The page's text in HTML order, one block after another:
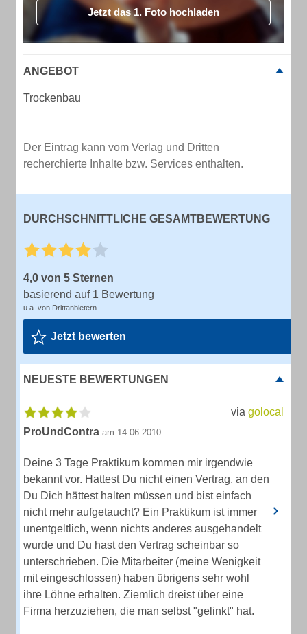
Jetzt das 1. Foto hochladen
ANGEBOT
Trockenbau
Der Eintrag kann vom Verlag und Dritten
recherchierte Inhalte bzw. Services enthalten.
DURCHSCHNITTLICHE GESAMTBEWERTUNG
4,0 von 5 Sternen
basierend auf 1 Bewertung
u.a. von Drittanbietern
Jetzt bewerten
NEUESTE BEWERTUNGEN
via golocal
ProUndContra am 14.06.2010
Deine 3 Tage Praktikum kommen mir irgendwie
bekannt vor. Hattest Du nicht einen Vertrag, an den
Du Dich hättest halten müssen und bist einfach
nicht mehr aufgetaucht? Ein Praktikum ist immer
unentgeltlich, wenn nichts anderes ausgehandelt
wurde und Du hast den Vertrag scheinbar so
unterschrieben. Die Mitarbeiter (meine Wenigkeit
mit eingeschlossen) haben übrigens sehr wohl
ihre Löhne erhalten. Ziemlich dreist über eine
Firma herzuziehen, die man selbst "gelinkt" hat.